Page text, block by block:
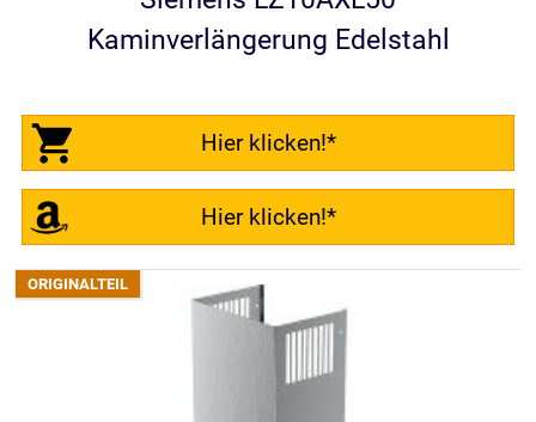
Kaminverlängerung Edelstahl
Hier klicken!*
Hier klicken!*